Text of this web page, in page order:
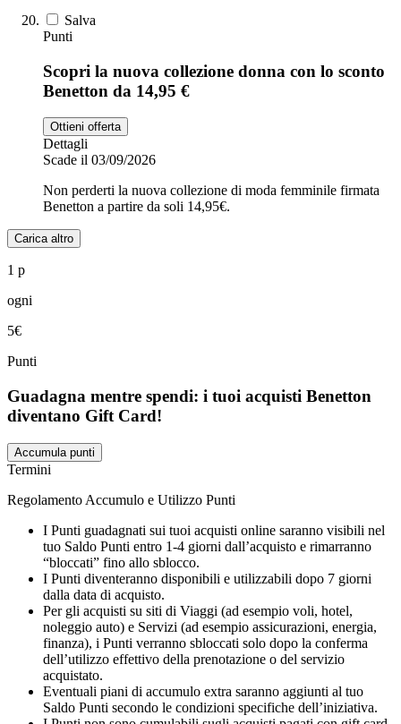
Salva
Punti
Scopri la nuova collezione donna con lo sconto
Benetton da 14,95 €
Ottieni offerta
Dettagli
Scade il 03/09/2026
Non perderti la nuova collezione di moda femminile firmata
Benetton a partire da soli 14,95€.
Carica altro
1 p
ogni
5€
Punti
Guadagna mentre spendi: i tuoi acquisti Benetton
diventano Gift Card!
Accumula punti
Termini
Regolamento Accumulo e Utilizzo Punti
I Punti guadagnati sui tuoi acquisti online saranno visibili nel
tuo Saldo Punti entro 1-4 giorni dall’acquisto e rimarranno
“bloccati” fino allo sblocco.
I Punti diventeranno disponibili e utilizzabili dopo 7 giorni
dalla data di acquisto.
Per gli acquisti su siti di Viaggi (ad esempio voli, hotel,
noleggio auto) e Servizi (ad esempio assicurazioni, energia,
finanza), i Punti verranno sbloccati solo dopo la conferma
dell’utilizzo effettivo della prenotazione o del servizio
acquistato.
Eventuali piani di accumulo extra saranno aggiunti al tuo
Saldo Punti secondo le condizioni specifiche dell’iniziativa.